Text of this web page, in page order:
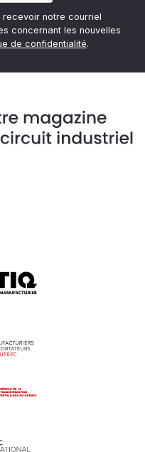
recevoir notre courriel
concernant les nouvelles
de confidentialité.